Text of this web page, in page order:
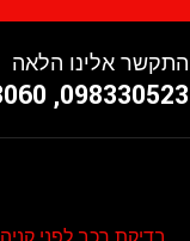
התקשר אלינו הלאה
098330523, 0537663060